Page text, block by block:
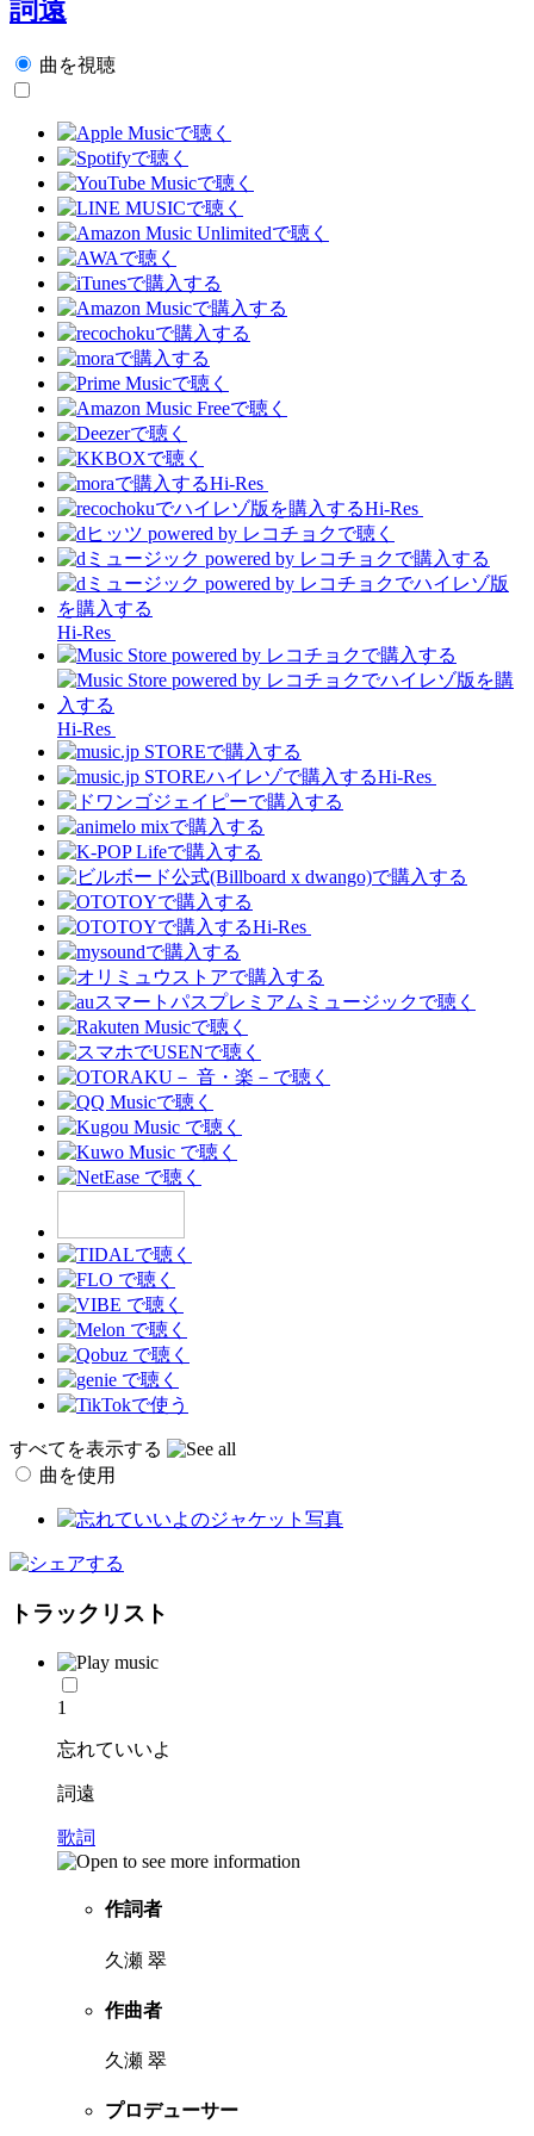
詞遠
曲を視聴
Hi-Res
Hi-Res
Hi-Res
Hi-Res
Hi-Res
Hi-Res
すべてを表示する
曲を使用
トラックリスト
1
忘れていいよ
詞遠
歌詞
作詞者
久瀬 翠
作曲者
久瀬 翠
プロデューサー